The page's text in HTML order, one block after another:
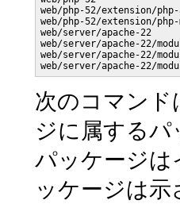
web/php-52/
web/php-52/
web/server/apache-
web/server/apache-22/
web/server/apache-22/
web/server/apache-22/
次のコマン
ジに属する
パッケージは
ッケージは示